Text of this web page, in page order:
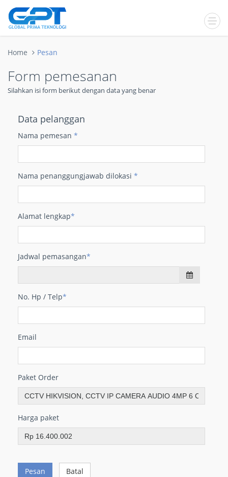
Home Pesan
Form pemesanan
Silahkan isi form berikut dengan data yang benar
Data pelanggan
Nama pemesan *
Nama penanggungjawab dilokasi *
Alamat lengkap*
Jadwal pemasangan*
No. Hp / Telp*
Email
Paket Order
Harga paket
Pesan Batal